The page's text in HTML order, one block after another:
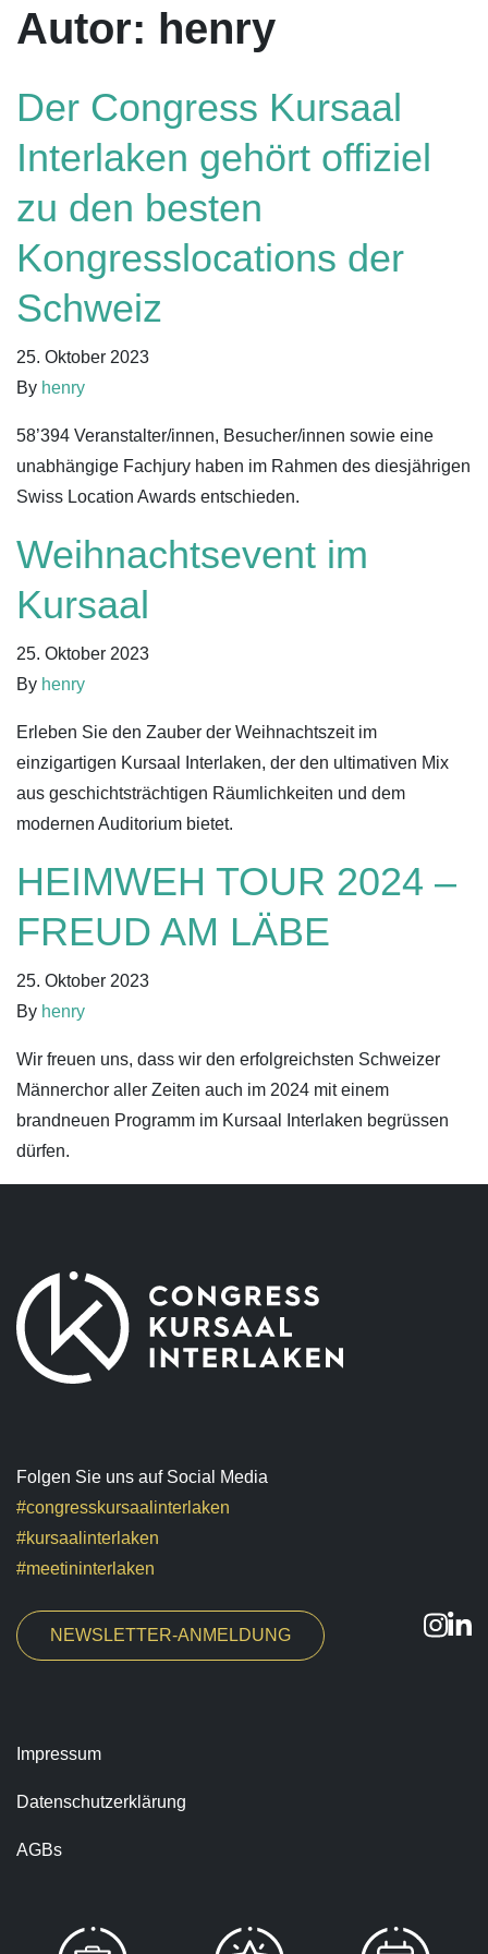
Autor: henry
Der Congress Kursaal
Interlaken gehört offiziel
zu den besten
Kongresslocations der
Schweiz
25. Oktober 2023
By henry
58’394 Veranstalter/innen, Besucher/innen sowie eine
unabhängige Fachjury haben im Rahmen des diesjährigen
Swiss Location Awards entschieden.
Weihnachtsevent im
Kursaal
25. Oktober 2023
By henry
Erleben Sie den Zauber der Weihnachtszeit im
einzigartigen Kursaal Interlaken, der den ultimativen Mix
aus geschichts­trächtigen Räumlichkeiten und dem
modernen Auditorium bietet.
HEIMWEH TOUR 2024 –
FREUD AM LÄBE
25. Oktober 2023
By henry
Wir freuen uns, dass wir den erfolgreichsten Schweizer
Männerchor aller Zeiten auch im 2024 mit einem
brandneuen Programm im Kursaal Interlaken begrüssen
dürfen.
Impressum
Datenschutzerklärung
AGBs
Folgen Sie uns auf Social Media
#congresskursaalinterlaken
#kursaalinterlaken
#meetininterlaken
NEWSLETTER-ANMELDUNG